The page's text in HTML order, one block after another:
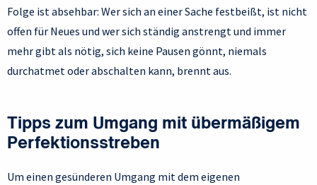
Folge ist absehbar: Wer sich an einer Sache festbeißt, ist nicht
offen für Neues und wer sich ständig anstrengt und immer
mehr gibt als nötig, sich keine Pausen gönnt, niemals
durchatmet oder abschalten kann, brennt aus.
Tipps zum Umgang mit übermäßigem
Perfektionsstreben
Um einen gesünderen Umgang mit dem eigenen